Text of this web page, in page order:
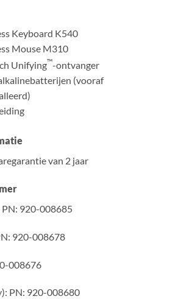
Keyboard K540
Mouse M310
Unifying™-ontvanger
(vooraf
van 2 jaar
PN: 920-008685
920-008678
008676
PN: 920-008680